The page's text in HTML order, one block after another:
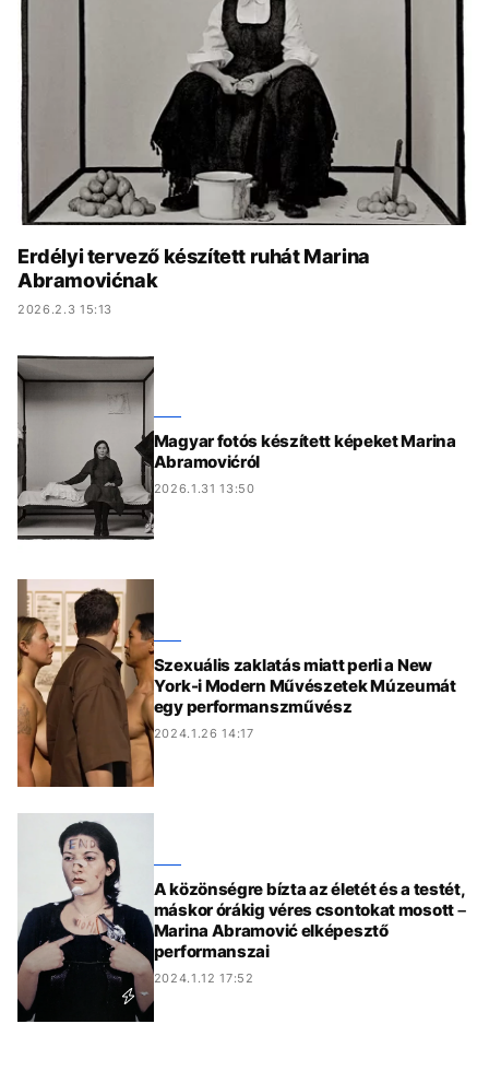
KÖZÉLET UTAZÁS
DESIGN
BESZÉLGETÉSEK ARCOK
TÖRTÉNETEK
GASZTRO
Erdélyi tervező készített ruhát Marina
Abramovićnak
2026.2.3 15:13
Magyar fotós készített képeket Marina
Abramovićról
2026.1.31 13:50
Szexuális zaklatás miatt perli a New
York-i Modern Művészetek Múzeumát
egy performanszművész
2024.1.26 14:17
A közönségre bízta az életét és a testét,
máskor órákig véres csontokat mosott –
Marina Abramović elképesztő
performanszai
2024.1.12 17:52